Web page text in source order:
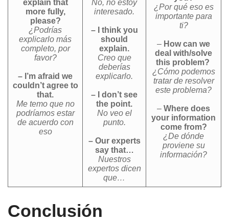
explain that
more fully,
please?
¿Podrías
explicarlo más
completo, por
favor?
– I’m afraid we
couldn’t agree to
that.
Me temo que no
podríamos estar
de acuerdo con
eso
No, no estoy
interesado.
– I think you
should
explain.
Creo que
deberías
explicarlo.
– I don’t see
the point.
No veo el
punto.
– Our experts
say that…
Nuestros
expertos dicen
que…
¿Por qué eso es
importante para
ti?
– How can we
deal with/solve
this problem?
¿Cómo podemos
tratar de resolver
este problema?
– Where does
your information
come from?
¿De dónde
proviene su
información?
Conclusión